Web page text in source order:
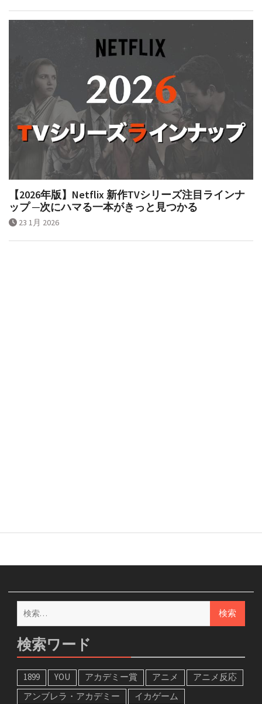
【2026年版】Netflix 新作TVシリーズ注目ラインナ
ップ ─次にハマる一本がきっと見つかる
検
索:
検索ワード
1899 YOU アカデミー賞 アニメ